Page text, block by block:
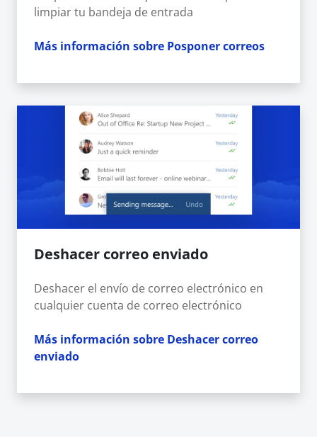
limpiar tu bandeja de entrada
Más información sobre Posponer correos
Deshacer correo enviado
Deshacer el envío de correo electrónico en
cualquier cuenta de correo electrónico
Más información sobre Deshacer correo
enviado